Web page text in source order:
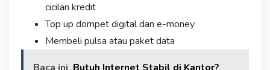
cicilan kredit
Top up dompet digital dan e-money
Membeli pulsa atau paket data